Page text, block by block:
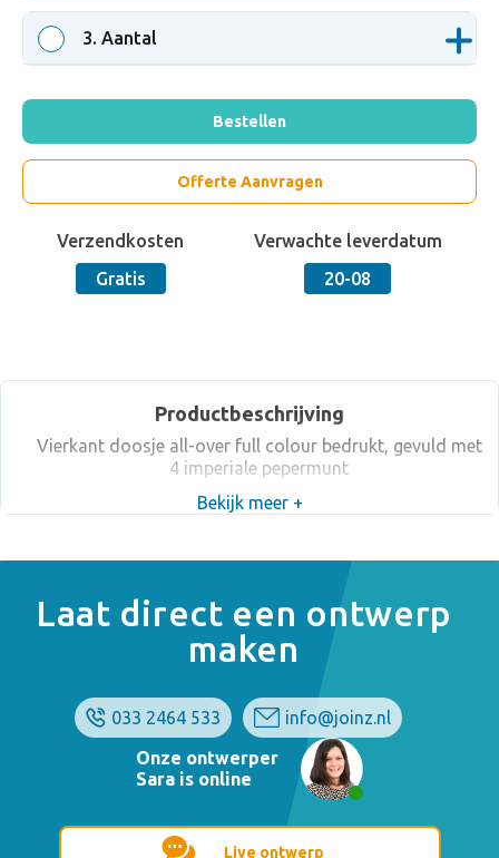
3. Aantal
Bestellen
Offerte Aanvragen
Verzendkosten
Gratis
Verwachte leverdatum
20-08
Productbeschrijving
Vierkant doosje all-over full colour bedrukt, gevuld met
4 imperiale pepermunt
Bekijk meer +
Laat direct een ontwerp
maken
033 2464 533
info@joinz.nl
Onze ontwerper
Sara is online
Live ontwerp